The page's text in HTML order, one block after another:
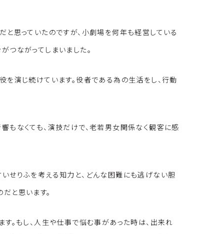
と思っていたのですが、小劇場を何年も経営している
つながってしまいました。
を演じ続けています。役者である為の生活をし、行動
もなくても、演技だけで、老若男女関係なく観客に感
せりふを考える知力と、どんな困難にも逃げない胆
と思います。
。もし、人生や仕事で悩む事があった時は、出来れ